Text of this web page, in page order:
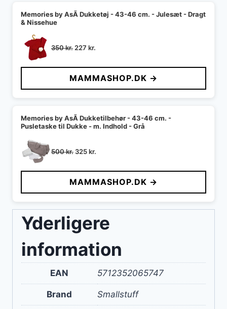
Memories by AsÃ­ Dukketøj - 43-46 cm. - Julesæt - Dragt
& Nissehue
350kr. Den
pris
var:
350 kr..
227 kr.
pris
er:
227 kr..
MAMMASHOP.DK →
Memories by AsÃ­ Dukketilbehør - 43-46 cm. -
Pusletaske til Dukke - m. Indhold - Grå
500kr. Den
pris
var:
500 kr..
325kr.
pris
er:
325 kr..
MAMMASHOP.DK →
Yderligere
information
EAN 5712352065747
Brand Smallstuff